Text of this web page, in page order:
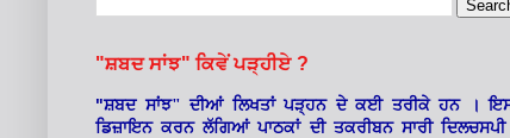
"ਸ਼ਬਦ ਸਾਂਝ" ਕਿਵੇਂ ਪੜ੍ਹੀਏ ?
"ਸ਼ਬਦ ਸਾਂਝ" ਦੀਆਂ ਲਿਖਤਾਂ ਪੜ੍ਹਨ ਦੇ ਕਈ ਤਰੀਕੇ ਹਨ ।
ਡਿਜ਼ਾਇਨ ਕਰਨ ਲੱਗਿਆਂ ਪਾਠਕਾਂ ਦੀ ਤਕਰੀਬਨ ਸਾਰੀ